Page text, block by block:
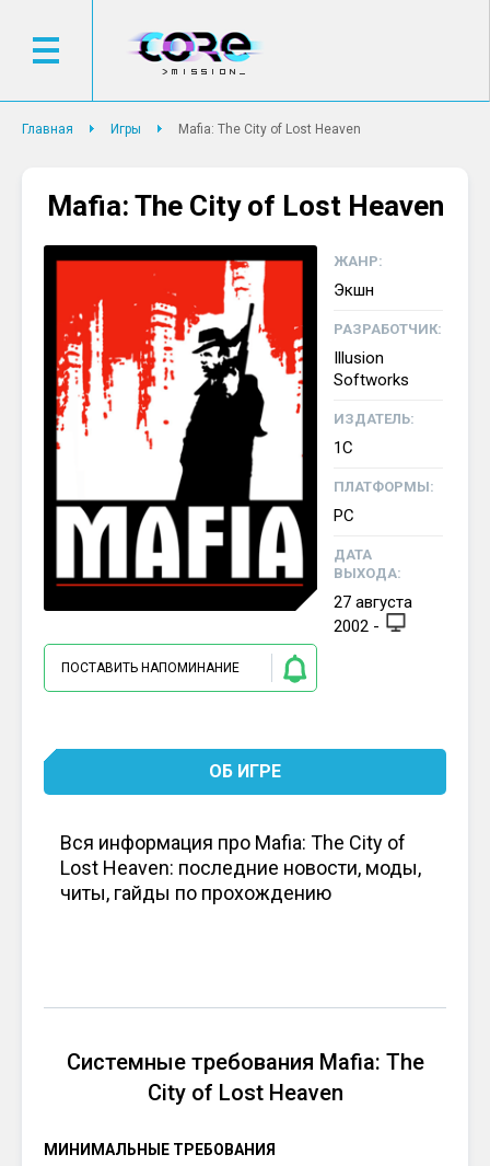
Главная Игры Mafia: The City of Lost Heaven
Mafia: The City of Lost Heaven
ПОСТАВИТЬ НАПОМИНАНИЕ
ЖАНР:
Экшн
РАЗРАБОТЧИК:
Illusion
Softworks
ИЗДАТЕЛЬ:
1C
ПЛАТФОРМЫ:
PC
ДАТА
ВЫХОДА:
27 августа
2002 -
ОБ ИГРЕ
Вся информация про Mafia: The City of
Lost Heaven: последние новости, моды,
читы, гайды по прохождению
Системные требования Mafia: The
City of Lost Heaven
МИНИМАЛЬНЫЕ ТРЕБОВАНИЯ